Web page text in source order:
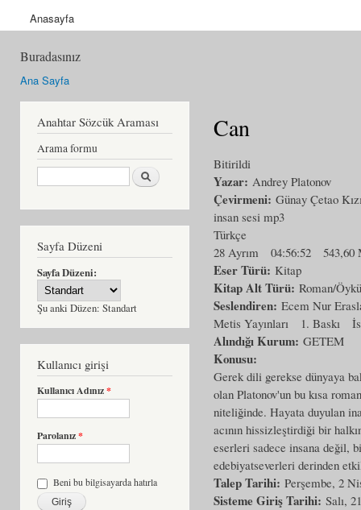
Anasayfa
Buradasınız
Ana Sayfa
Anahtar Sözcük Araması
Arama formu
Ara
Sayfa Düzeni
Sayfa Düzeni:
Şu anki Düzen: Standart
Kullanıcı girişi
Kullanıcı Adınız*
Parolanız*
Beni bu bilgisayarda hatırla
Can
Bitirildi
Yazar: Andrey Platonov
Çevirmeni: Günay Çetao
insan sesi mp3
Türkçe
28 Ayrım
04:56:52 543,60
Eser Türü: Kitap
Kitap Alt Türü: Roman/Öykü
Seslendiren: Ecem Nur
Metis Yayınları
1. Baskı
Alındığı Kurum: GETEM
Konusu:
Gerek dili gerekse dünyaya
olan Platonov'un bu kısa
niteliğinde. Hayata duyulan
acının hissizleştirdiği bir
eserleri sadece insana değil,
edebiyatseverleri derinden
Talep Tarihi: Perşembe, 2
Sisteme Giriş Tarihi: Salı,